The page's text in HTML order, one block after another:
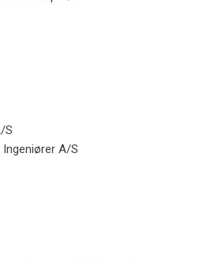
S
Ingeniører A/S